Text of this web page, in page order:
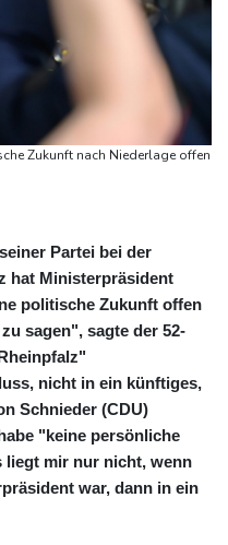
Zukunft nach Niederlage offen
Partei bei der
hat Ministerpräsident
politische Zukunft offen
sagen", sagte der 52-
nicht in ein künftiges,
Schnieder (CDU)
"keine persönliche
liegt mir nur nicht, wenn
war, dann in ein